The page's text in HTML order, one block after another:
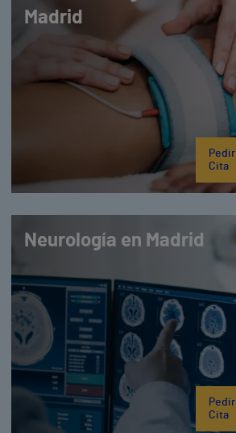
Madrid
Pedir
Cita
Neurología en Madrid
Pedir
Cita